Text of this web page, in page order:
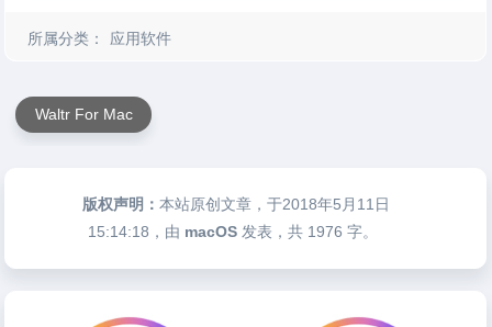
所属分类： 应用软件
Waltr For Mac
版权声明：本站原创文章，于2018年5月11日
15:14:18 ，由 macOS 发表，共 1976 字。